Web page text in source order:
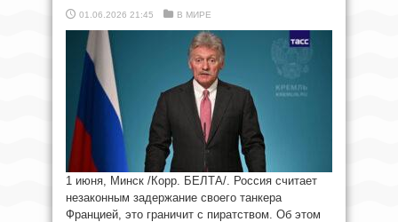
01.06.2026 21:45 В МИРЕ
1 июня, Минск /Корр. БЕЛТА/. Россия считает
незаконным задержание своего танкера
Францией, это граничит с пиратством. Об этом